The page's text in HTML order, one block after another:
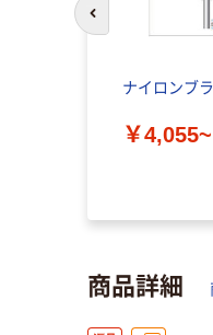
ナイロンブ
￥4,055~
前のスライドへ
商品詳細